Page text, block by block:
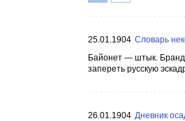
25.01.1904 Словарь
Байонет — штык.
запереть русскую
26.01.1904 Дневник